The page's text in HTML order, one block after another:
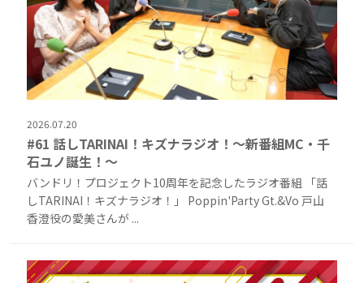
2026.07.20
#61 話しTARINAI！キズナラジオ！〜新番組MC・千
石ユノ誕生！〜
バンドリ！プロジェクト10周年を記念したラジオ番組 「話
しTARINAI！キズナラジオ！」 Poppin'Party Gt.&Vo 戸山
香澄役の愛美さんが ...